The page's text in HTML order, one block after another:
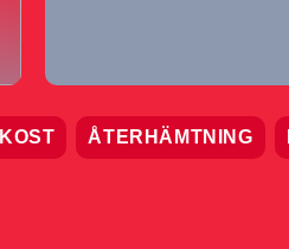
KOST ÅTERHÄMTNING